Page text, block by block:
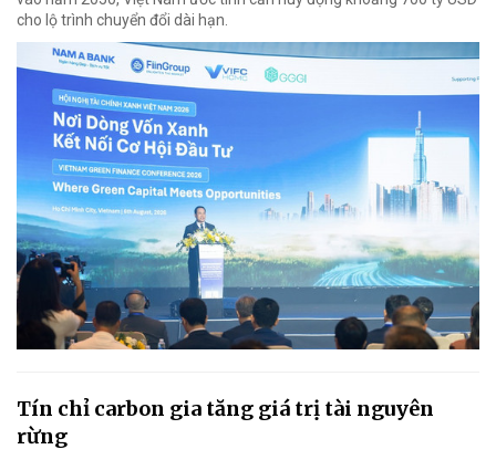
cho lộ trình chuyển đổi dài hạn.
Tín chỉ carbon gia tăng giá trị tài nguyên
rừng